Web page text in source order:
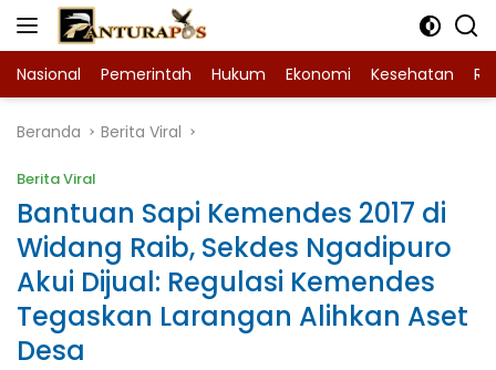
Langsung
Nasional Pemerintah Hukum Ekonomi Kesehatan
Beranda Berita Viral
Berita Viral
Bantuan Sapi Kemendes 2017 di
Widang Raib, Sekdes Ngadipuro
Akui Dijual: Regulasi Kemendes
Tegaskan Larangan Alihkan Aset
Desa